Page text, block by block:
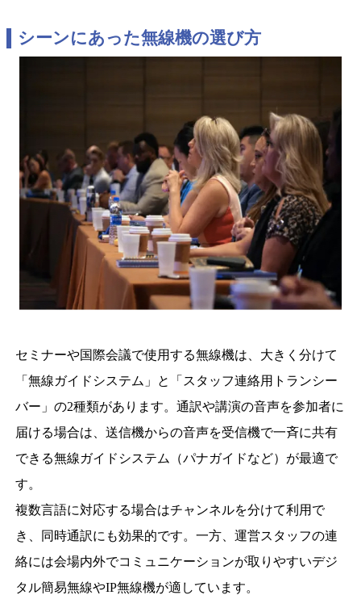
シーンにあった無線機の選び方
セミナーや国際会議で使用する無線機は、大きく分けて
「無線ガイドシステム」と「スタッフ連絡用トランシー
バー」の2種類があります。通訳や講演の音声を参加者に
届ける場合は、送信機からの音声を受信機で一斉に共有
できる無線ガイドシステム（パナガイドなど）が最適で
す。
複数言語に対応する場合はチャンネルを分けて利用で
き、同時通訳にも効果的です。一方、運営スタッフの連
絡には会場内外でコミュニケーションが取りやすいデジ
タル簡易無線やIP無線機が適しています。